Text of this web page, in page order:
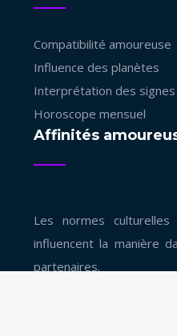
Compatibilité amoureuse
Influence des planètes
Interprétation des signes
Horoscope mensuel
Affinités
Les normes
influencent la manière
partenaires.